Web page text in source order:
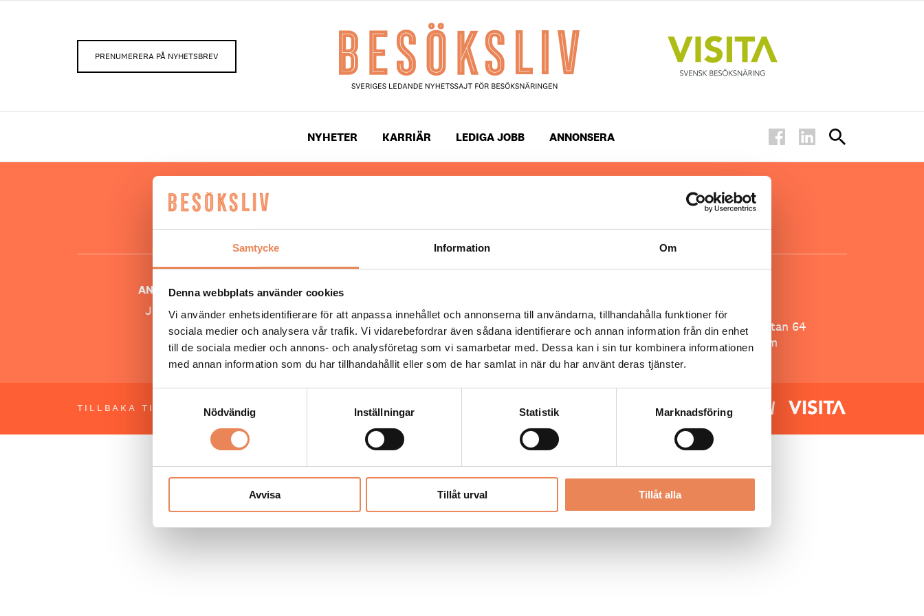
Samtycke Information Om
Denna webbplats använder cookies
Vi använder enhetsidentifierare för att anpassa innehållet och annonserna till användarna, tillhandahålla funktioner för
sociala medier och analysera vår trafik. Vi vidarebefordrar även sådana identifierare och annan information från din enhet
till de sociala medier och annons- och analysföretag som vi samarbetar med. Dessa kan i sin tur kombinera informationen
med annan information som du har tillhandahållit eller som de har samlat in när du har använt deras tjänster.
Nödvändig
Inställningar Statistik Marknadsföring
Avvisa Tillåt urval Tillåt alla
PRENUMERERA PÅ NYHETSBREV
NYHETER KARRIÄR LEDIGA JOBB ANNONSERA
Hos oss läser du landets mest uppdaterade nyheter och snackisar inom
besöksnäringen. Besöksliv i sin tryckta form är ett affärsmagasin för ägare
ANSVARIG UTGIVARE
Jonas Siljhammar
Allt material på besoksliv.se är skyddat
enligt lagen om upphovsrätt.
Besöksliv
Spoon, Brännkyrkagatan 64
118 23 Stockholm
TILLBAKA TILL TOPPEN OM BESÖKSLIV PRENUMERERA ANNONSERA